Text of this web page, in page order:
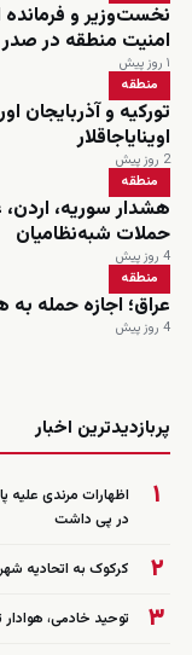
نخست‌وزیر و
امنیت منطقه در صدر
۱ روز پیش
منطقه
تورکیه و آذربایجان
اوینایاجاقلار
2 روز پیش
منطقه
هشدار سوریه،
حملات شبه‌نظامیان
4 روز پیش
منطقه
عراق؛ اجازه حمله
4 روز پیش
پربازدیدترین اخبار
۱
اظهارات مرندی علیه
در پی داشت
۲ کرکوک به اتحادیه
۳ توحید خادمی، هوادار تراختور